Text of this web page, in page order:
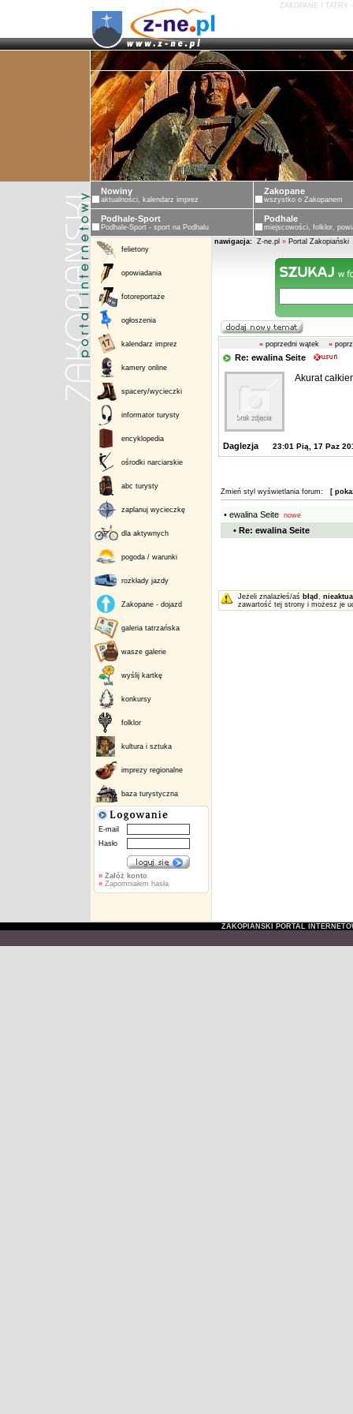
ZAKOPANE I TATRY
Nowiny
aktualności, kalendarz imprez
Zakopane
wszystko o Zakopanem
Podhale-Sport
Podhale-Sport - sport na Podhalu
Podhale
miejscowości, folklor,
felietony
opowiadania
fotoreportaże
ogłoszenia
kalendarz imprez
kamery online
spacery/wycieczki
informator turysty
encyklopedia
ośrodki narciarskie
abc turysty
zaplanuj wycieczkę
dla aktywnych
pogoda / warunki
rozkłady jazdy
Zakopane - dojazd
galeria tatrzańska
wasze galerie
wyślij kartkę
konkursy
folklor
kultura i sztuka
imprezy regionalne
baza turystyczna
E-mail
Hasło
» Załóż konto
»Zapomniałem hasła
nawigacja: Z-ne.pl » Portal Zakopiański
«poprzedni wątek «
Re: ewalina Seite
Akurat
Daglezja 23:01 Pią, 17 Paz
Zmień styl wyświetlania forum: [
• ewalina Seitenowe
• Re: ewalina Seite
Jeżeli znalazłeś/aś błąd ,
zawartość tej strony i możesz je
ZAKOPIAŃSKI PORTAL